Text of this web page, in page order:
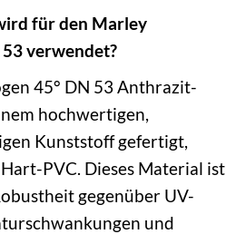
für den Marley
verwendet?
45° DN 53 Anthrazit-
hochwertigen,
Kunststoff gefertigt,
PVC. Dieses Material ist
gegenüber UV-
und